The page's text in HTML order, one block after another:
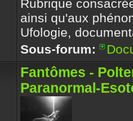
Rubrique
ainsi qu'aux
Ufologie,
Sous-forum:
Fantômes -
Paranormal-